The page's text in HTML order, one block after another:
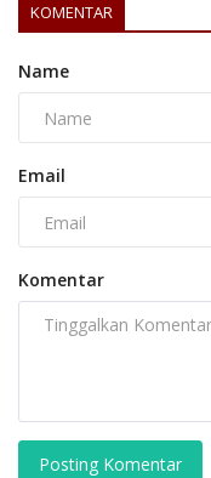
KOMENTAR
Name
Email
Komentar
Posting Komentar